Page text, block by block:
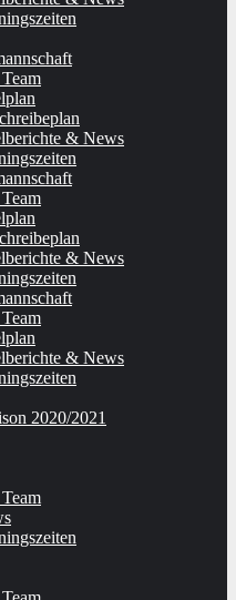
& News
& News
& News
2020/2021